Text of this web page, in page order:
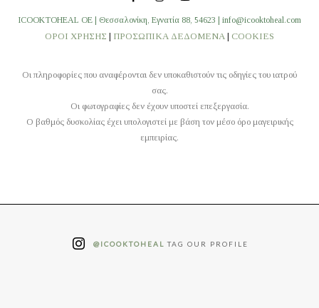
ICOOKTOHEAL OE | Θεσσαλονίκη, Εγνατία 88, 54623 | info@icooktoheal.com
ΟΡΟΙ ΧΡΗΣΗΣ | ΠΡΟΣΩΠΙΚΑ ΔΕΔΟΜΕΝΑ | COOKIES
Οι πληροφορίες που αναφέρονται δεν υποκαθιστούν τις οδηγίες του ιατρού
σας.
Οι φωτογραφίες δεν έχουν υποστεί επεξεργασία.
O βαθμός δυσκολίας έχει υπολογιστεί με βάση τον μέσο όρο μαγειρικής
εμπειρίας.
@ICOOKTOHEAL TAG OUR PROFILE